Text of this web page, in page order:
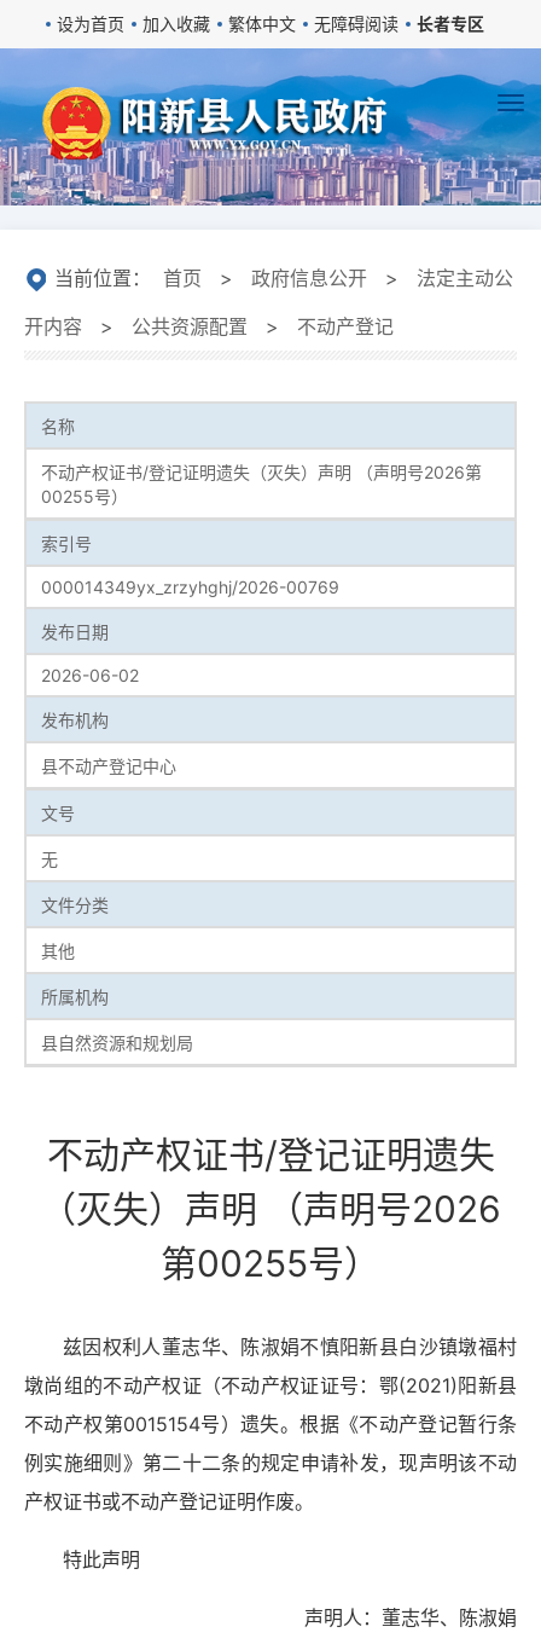
设为首页 加入收藏 繁体中文 无障碍阅读 长者专区
当前位置： 首页 > 政府信息公开 >
法定主动公
开内容
> 公共资源配置 > 不动产登记
名称
不动产权证书/登记证明遗失（灭失）声明 （声明号2026第
00255号）
索引号
000014349yx_zrzyhghj/2026-00769
发布日期
2026-06-02
发布机构
县不动产登记中心
文号
无
文件分类
其他
所属机构
县自然资源和规划局
不动产权证书/登记证明遗失
（灭失）声明 （声明号2026
第00255号）
兹因权利人董志华、陈淑娟不慎阳新县白沙镇墩福村
墩尚组的不动产权证（不动产权证证号：鄂(2021)阳新县
不动产权第0015154号）遗失。根据《不动产登记暂行条
例实施细则》第二十二条的规定申请补发，现声明该不动
产权证书或不动产登记证明作废。
特此声明
声明人：董志华、陈淑娟